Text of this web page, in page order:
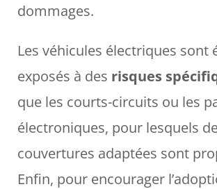
dommages.
Les véhicules électriques sont
exposés à des risques
que les courts-circuits ou les
électroniques, pour lesquels
couvertures adaptées sont
Enfin, pour encourager